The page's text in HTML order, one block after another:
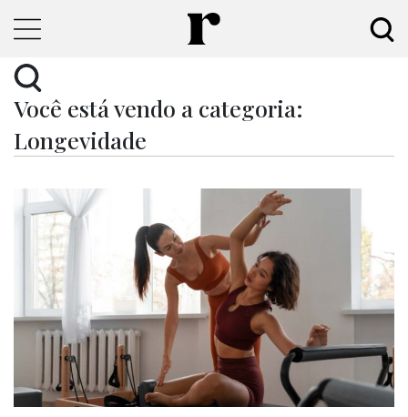
Você está vendo a categoria:
Longevidade